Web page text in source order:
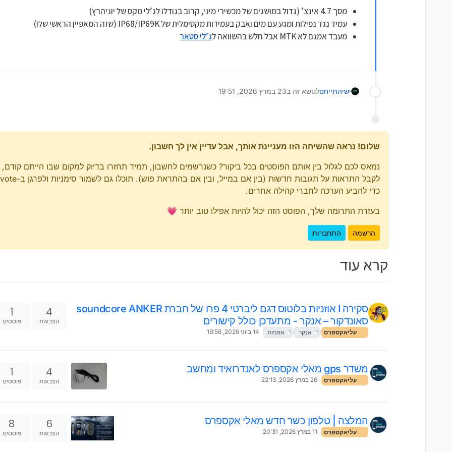
טביעת אצבע
זיהוי פנים
מעבדלא mtk
מצלמה - רשום 48mp בפועל ה n6000 לא רואה אותו בצילום (אבל זה סבבה, ההשוואה היא כי זה גם מה שרשום ב n6000)
מגיע עם מגן מסך כבר מודבק על המכשיר + מטען של 10 וואט
מסך 4.7 אינצ’ (גדול במושגים של מכשירי מיני, קרוב בגודלו לג’לי מקס של יוניהרץ)
עמיד נגד נפילות ומגע עם מים ואבק בעמידות מקסימלית של IP68/IP69K (שזה המאפיין הראשי שלו)
מעבד אמנם לא MTK אבל חלש בהשוואה ל
ג’לי סטאר
ישיהתייחסלנושא זה ב23 במרץ 2026, 19:51
שלום! נראה שהשיחה הזו מעניינת אותך, אבל עדיין אין לך חשבון.
נמאס לכם לגלול בין אותם הפוסטים בכל ביקור? כשנרשמים לחשבון, תמיד תחזרו בדיוק למקום שבו הייתם קודם,
כדי להביע הערכה לחברי קהילה אחרים.
בעזרת התרומה שלך, הפוסט הזה יכול להיות אפילו טוב יותר 💗
הרשמה התחברות
קרא עוד
סקירה I אוזניות בלוטוס דגם ליברטי 4 פרו של חברת soundcore ANKER
סאונדקור – אנקר - מתעדכן כולל קישורים
עליאקספרס אנקר אוזניות 14 ביוני 2026, 19:56
4
הצבעות
1
פוסטים
משדר gps מאלי אקספרס לאנדרואיד ומחשב
עליאקספרס 26 במרץ 2026, 22:13
4
הצבעות
1
פוסטים
המלצה | טלפון כשר חדש מאלי אקספרס
עליאקספרס 11 במרץ 2026, 20:31
6
הצבעות
8
פוסטים